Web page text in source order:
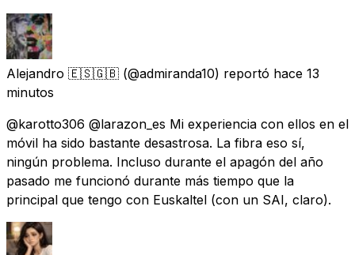
Alejandro 🇪🇸🇬🇧 (@admiranda10) reportó hace 13
minutos
@karotto306 @larazon_es Mi experiencia con ellos en el
móvil ha sido bastante desastrosa. La fibra eso sí,
ningún problema. Incluso durante el apagón del año
pasado me funcionó durante más tiempo que la
principal que tengo con Euskaltel (con un SAI, claro).